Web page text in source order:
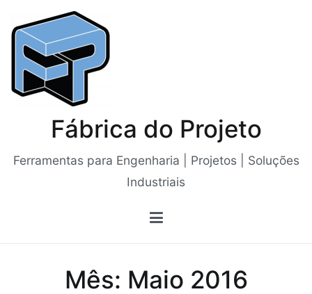
para
conteúdo
Fábrica do Projeto
Ferramentas para Engenharia | Projetos | Soluções
Industriais
Mês: Maio 2016